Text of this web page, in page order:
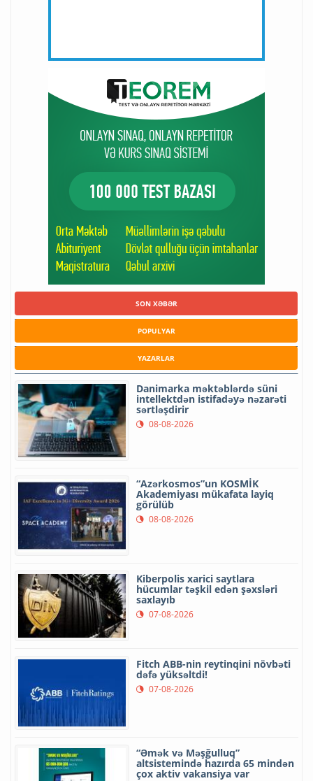
SON XƏBƏR
POPULYAR
YAZARLAR
Danimarka məktəblərdə süni
intellektdən istifadəyə nəzarəti
sərtləşdirir
08-08-2026
“Azərkosmos”un KOSMİK
Akademiyası mükafata layiq
görülüb
08-08-2026
Kiberpolis xarici saytlara
hücumlar təşkil edən şəxsləri
saxlayıb
07-08-2026
Fitch ABB-nin reytinqini növbəti
dəfə yüksəltdi!
07-08-2026
“Əmək və Məşğulluq”
altsistemində hazırda 65 mindən
çox aktiv vakansiya var